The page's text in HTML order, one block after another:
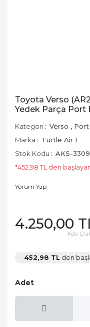
Toyota Verso
Yedek Parça Port
Kategori Verso , Port
Marka
Turtle Air 1
Stok Kodu
AKS-3309
*452,98 TL den
Yorum Yap
4.250,00
Kdv
452,98 TL den
Adet